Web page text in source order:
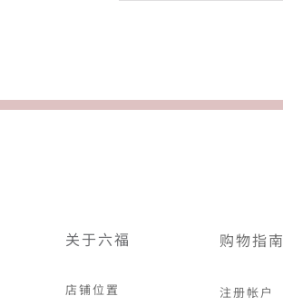
关于六福
店铺位置
购物指南
注册帐户